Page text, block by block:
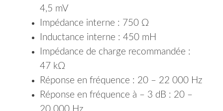
4,5 mV
Impédance interne : 750 Ω
Inductance interne : 450 mH
Impédance de charge recommandée :
47 kΩ
Réponse en fréquence : 20 – 22 000 Hz
Réponse en fréquence à – 3 dB : 20 –